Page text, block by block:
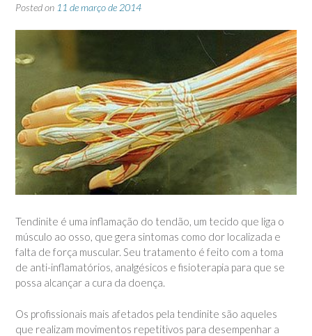
Posted on 11 de março de 2014
Tendinite é uma inflamação do tendão, um tecido que liga o
músculo ao osso, que gera sintomas como dor localizada e
falta de força muscular. Seu tratamento é feito com a toma
de anti-inflamatórios, analgésicos e fisioterapia para que se
possa alcançar a cura da doença.
Os profissionais mais afetados pela tendinite são aqueles
que realizam movimentos repetitivos para desempenhar a